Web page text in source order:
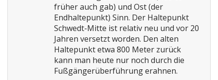
früher auch gab) und Ost (der
Endhaltepunkt) Sinn. Der Haltepunkt
Schwedt-Mitte ist relativ neu und vor 20
Jahren versetzt worden. Den alten
Haltepunkt etwa 800 Meter zurück
kann man heute nur noch durch die
Fußgängerüberführung erahnen.